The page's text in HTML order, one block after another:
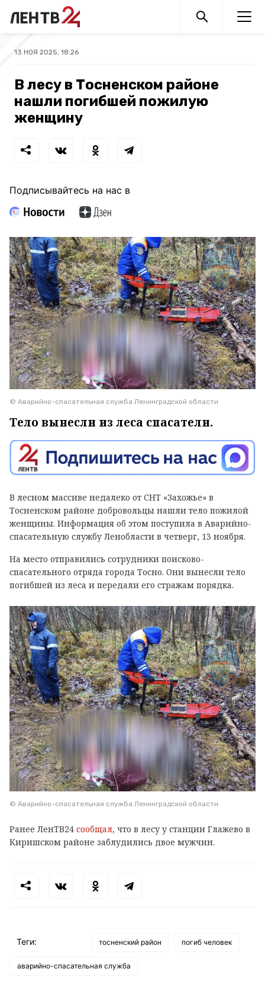
13 НОЯ 2025, 18:26
В лесу в Тосненском районе
нашли погибшей пожилую
женщину
Подписывайтесь на нас в
© Аварийно-спасательная служба Ленинградской области
Тело вынесли из леса спасатели.
В лесном массиве недалеко от СНТ «Захожье» в
Тосненском районе добровольцы нашли тело пожилой
женщины. Информация об этом поступила в Аварийно-
спасательную службу Ленобласти в четверг, 13 ноября.
На место отправились сотрудники поисково-
спасательного отряда города Тосно. Они вынесли тело
погибшей из леса и передали его стражам порядка.
© Аварийно-спасательная служба Ленинградской области
Ранее ЛенТВ24 сообщал, что в лесу у станции Глажево в
Киришском районе заблудились двое мужчин.
Теги: тосненский район погиб человек
аварийно-спасательная служба